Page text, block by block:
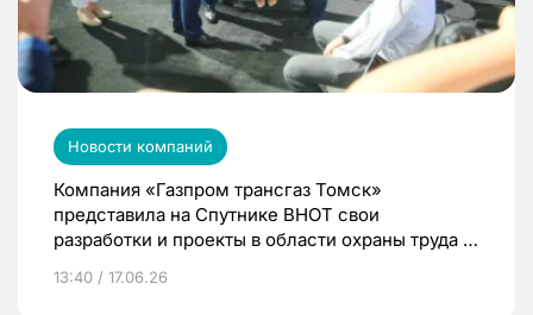
Новости компаний
Компания «Газпром трансгаз Томск»
представила на Спутнике ВНОТ свои
разработки и проекты в области охраны труда и
13:40 / 17.06.26